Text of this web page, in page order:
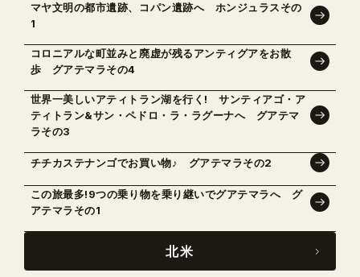
マヤ文明の都市遺跡、コパン遺跡へ ホンジュラスその
1
コロニアルな町並みと廃虚が残るアンティグアをお散
歩 グアテマラその4
世界一美しいアティトラン湖を行く! サンティアゴ・ア
ティトラン&サン・ペドロ・ラ・ラグーナへ グアテマ
ラその3
チチカステナンゴでお買い物♪ グアテマラその2
この旅最多!9つの乗り物を乗り継いでグアテマラへ グ
アテマラその1
北米